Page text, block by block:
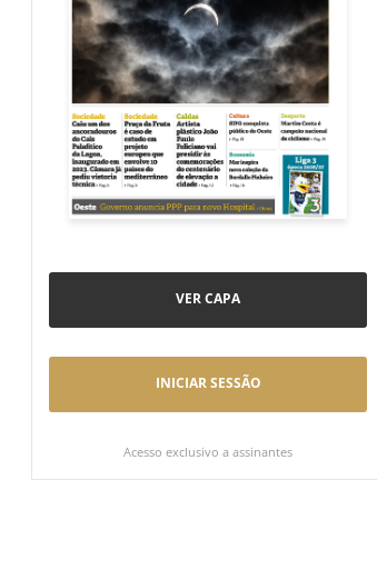
VER CAPA
INICIAR SESSÃO
Acesso exclusivo a assinantes